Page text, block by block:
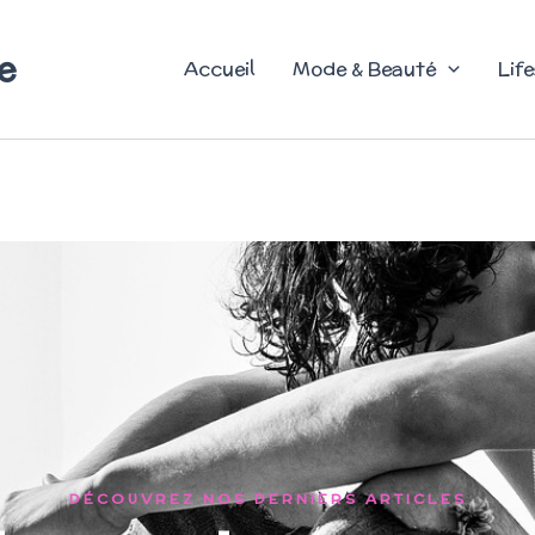
Accueil Mode & Beauté
DÉCOUVREZ NOS DERNIERS ARTICLES